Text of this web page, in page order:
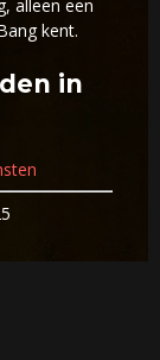
alleen een
kent.
in